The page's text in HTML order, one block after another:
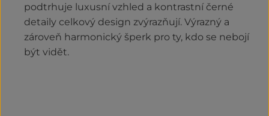
podtrhuje luxusní vzhled a kontrastní černé
detaily celkový design zvýrazňují. Výrazný a
zároveň harmonický šperk pro ty, kdo se nebojí
být vidět.